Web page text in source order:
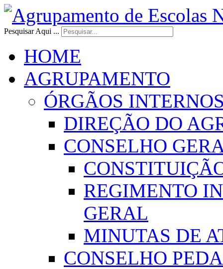
Pesquisar Aqui ...
HOME
AGRUPAMENTO
ÓRGÃOS
DIREÇÃO DO
CONSELHO
REGIMENTO
GERAL
MINUTAS DE
CONSELHO